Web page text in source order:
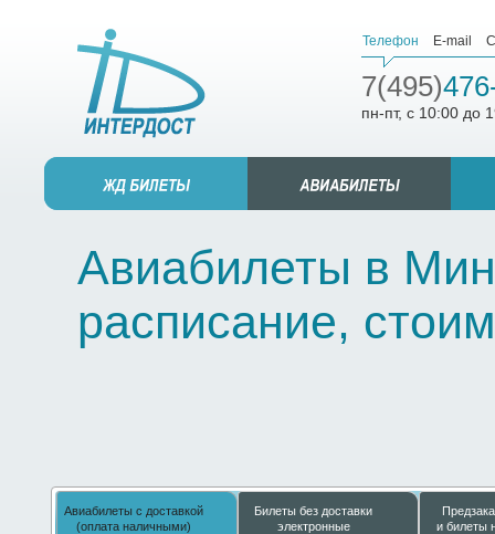
Телефон E-mail
7(495)
пн-пт, с 10:00 до
Авиабилеты в
расписание,
Авиабилеты с доставкой
(оплата наличными)
Билеты без доставки
электронные
и билеты